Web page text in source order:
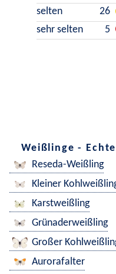
selten
26
sehr selten
5
Weißlinge -
Reseda-Weißling
Kleiner
Karstweißling
Grünaderweißling
Großer
Aurorafalter